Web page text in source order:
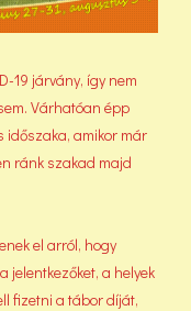
19 járvány, így nem
Várhatóan épp
időszaka, amikor már
ránk szakad majd
el arról, hogy
jelentkezőket, a helyek
fizetni a tábor díját,